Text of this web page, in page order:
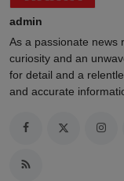
admin
As a passionate news
curiosity and an
for detail and a
and accurate